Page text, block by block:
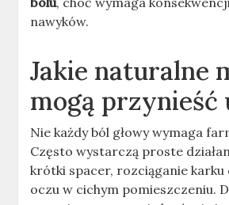
nawyków.
Jakie naturalne
mogą przynieść
Nie każdy ból głowy wymaga
Często wystarczą proste
krótki spacer, rozciąganie karku
oczu w cichym pomieszczeniu.